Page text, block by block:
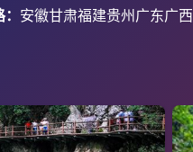
安徽甘肃福建贵州广东广西